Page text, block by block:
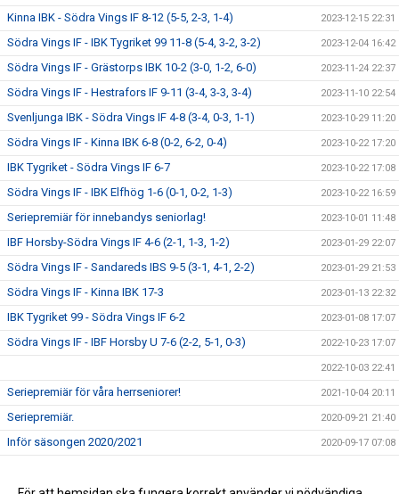
Kinna IBK - Södra Vings IF 8-12 (5-5, 2-3, 1-4) 2023-12-15 22:31
Södra Vings IF - IBK Tygriket 99 11-8 (5-4, 3-2, 3-2) 2023-12-04 16:42
Södra Vings IF - Grästorps IBK 10-2 (3-0, 1-2, 6-0) 2023-11-24 22:37
Södra Vings IF - Hestrafors IF 9-11 (3-4, 3-3, 3-4) 2023-11-10 22:54
Svenljunga IBK - Södra Vings IF 4-8 (3-4, 0-3, 1-1) 2023-10-29 11:20
Södra Vings IF - Kinna IBK 6-8 (0-2, 6-2, 0-4) 2023-10-22 17:20
IBK Tygriket - Södra Vings IF 6-7 2023-10-22 17:08
Södra Vings IF - IBK Elfhög 1-6 (0-1, 0-2, 1-3) 2023-10-22 16:59
Seriepremiär för innebandys seniorlag! 2023-10-01 11:48
IBF Horsby-Södra Vings IF 4-6 (2-1, 1-3, 1-2) 2023-01-29 22:07
Södra Vings IF - Sandareds IBS 9-5 (3-1, 4-1, 2-2) 2023-01-29 21:53
Södra Vings IF - Kinna IBK 17-3 2023-01-13 22:32
IBK Tygriket 99 - Södra Vings IF 6-2 2023-01-08 17:07
Södra Vings IF - IBF Horsby U 7-6 (2-2, 5-1, 0-3) 2022-10-23 17:07
2022-10-03 22:41
Seriepremiär för våra herrseniorer! 2021-10-04 20:11
Seriepremiär. 2020-09-21 21:40
Inför säsongen 2020/2021 2020-09-17 07:08